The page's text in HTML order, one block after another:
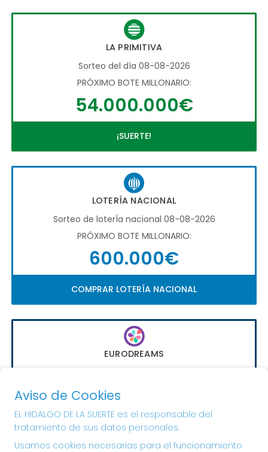
LA PRIMITIVA
Sorteo del día 08-08-2026
PRÓXIMO BOTE MILLONARIO:
54.000.000€
¡SUERTE!
LOTERÍA NACIONAL
Sorteo de loterÍa nacional 08-08-2026
PRÓXIMO BOTE MILLONARIO:
600.000€
COMPRAR LOTERÍA NACIONAL
EURODREAMS
PRÓXIMO BOTE MILLONARIO:
20.000€
¡SUERTE!
Aviso de Cookies
EL HIDALGO DE LA SUERTE es el responsable del
tratamiento de sus datos personales.
Usamos cookies necesarias para el funcionamiento